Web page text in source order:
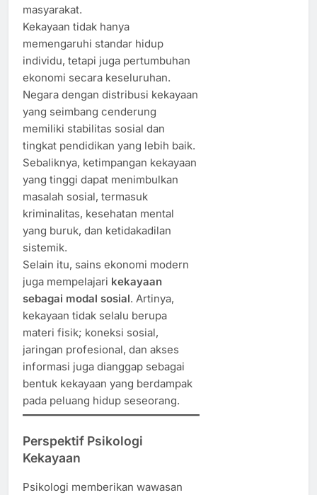
masyarakat.
Kekayaan tidak hanya
memengaruhi standar hidup
individu, tetapi juga pertumbuhan
ekonomi secara keseluruhan.
Negara dengan distribusi kekayaan
yang seimbang cenderung
memiliki stabilitas sosial dan
tingkat pendidikan yang lebih baik.
Sebaliknya, ketimpangan kekayaan
yang tinggi dapat menimbulkan
masalah sosial, termasuk
kriminalitas, kesehatan mental
yang buruk, dan ketidakadilan
sistemik.
Selain itu, sains ekonomi modern
juga mempelajari kekayaan
sebagai modal sosial. Artinya,
kekayaan tidak selalu berupa
materi fisik; koneksi sosial,
jaringan profesional, dan akses
informasi juga dianggap sebagai
bentuk kekayaan yang berdampak
pada peluang hidup seseorang.
Perspektif Psikologi
Kekayaan
Psikologi memberikan wawasan